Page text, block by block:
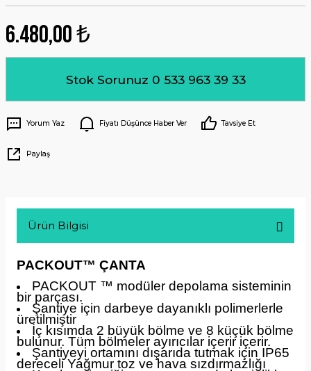
6.480,00 ₺
Stok Sorunuz 0 533 963 39 33
Yorum Yaz Fiyatı Düşünce Haber Ver Tavsiye Et
Paylaş
Ürün Bilgisi
PACKOUT™ ÇANTA
PACKOUT ™ modüler depolama sisteminin
bir parçası.
Şantiye için darbeye dayanıklı polimerlerle
üretilmiştir
İç kısımda 2 büyük bölme ve 8 küçük bölme
bulunur. Tüm bölmeler ayırıcılar içerir içerir.
Şantiyeyi ortamını dışarıda tutmak için IP65
dereceli Yağmur toz ve hava sızdırmazlığı